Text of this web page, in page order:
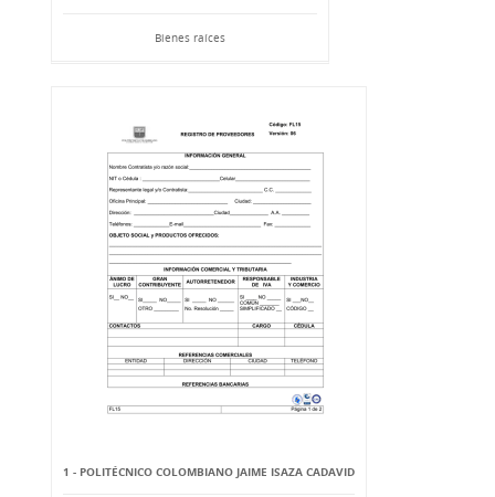
Bienes raíces
1 - POLITÉCNICO COLOMBIANO JAIME ISAZA CADAVID